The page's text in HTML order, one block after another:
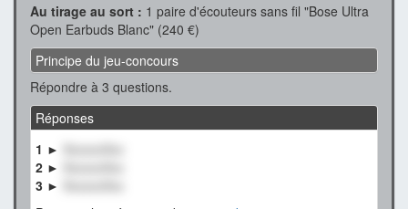
Au tirage au sort : 1 paire d'écouteurs sans fil "Bose Ultra
Open Earbuds Blanc" (240 €)
Principe du jeu-concours
Répondre à 3 questions.
Réponses
1 ►
XxxxxxXxx
2 ►
3 ►